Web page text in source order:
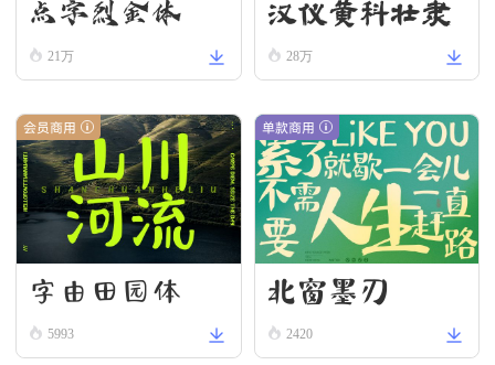
点字烈金体
21万
汉仪黄科壮隶
W28万
会员商用
字由田园体
5993
单款商用
北窗墨刃
2420